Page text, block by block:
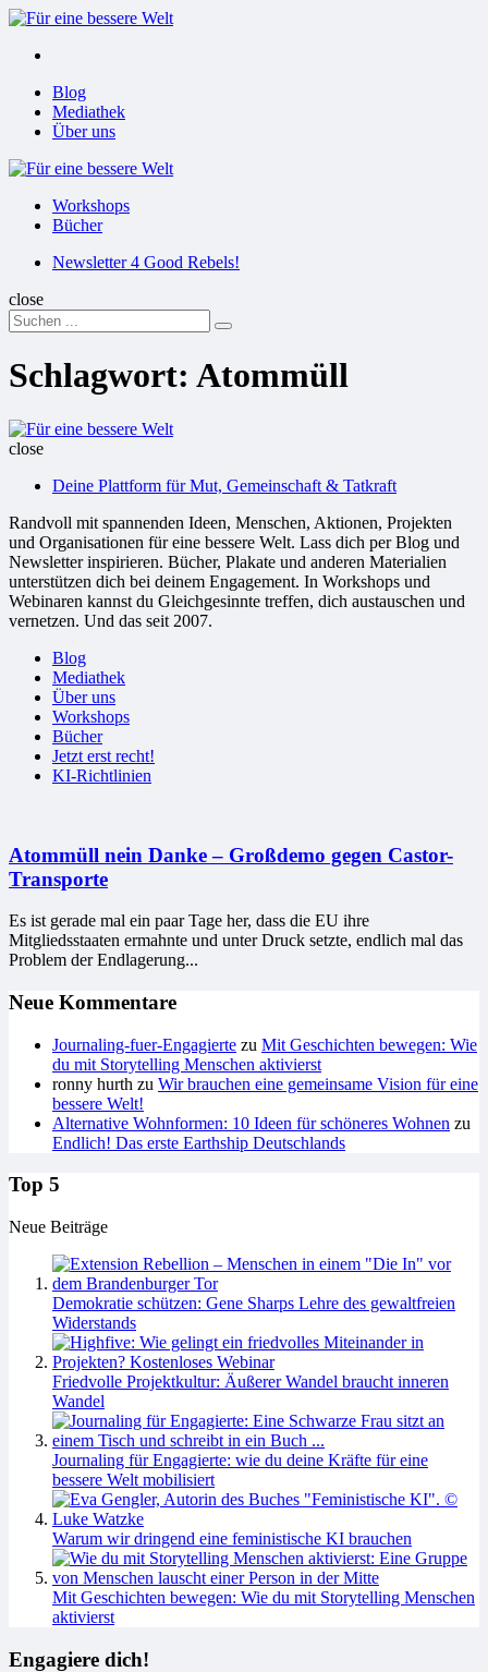
Menu
Menu
Blog
Mediathek
Über uns
Für
Workshops
Bücher
SuchenNewsletter 4 Good Rebels!
close
Search
for:
Suchen
Schlagwort: Atommüll
Für
Welt
close
Deine Plattform für Mut, Gemeinschaft & Tatkraft
Randvoll mit spannenden Ideen, Menschen, Aktionen, Projekten
und Organisationen für eine bessere Welt. Lass dich per Blog und
Newsletter inspirieren. Bücher, Plakate und anderen Materialien
unterstützen dich bei deinem Engagement. In Workshops und
Webinaren kannst du Gleichgesinnte treffen, dich austauschen und
vernetzen. Und das seit 2007.
Blog
Mediathek
Über uns
Workshops
Bücher
Jetzt erst recht!
KI-Richtlinien
Atommüll nein Danke – Großdemo gegen Castor-
Transporte
Es ist gerade mal ein paar Tage her, dass die EU ihre
Mitgliedsstaaten ermahnte und unter Druck setzte, endlich mal das
Problem der Endlagerung...
Neue Kommentare
Journaling-fuer-Engagierte zu Mit Geschichten bewegen: Wie
du mit Storytelling Menschen aktivierst
ronny hurth zu Wir brauchen eine gemeinsame Vision für eine
bessere Welt!
Alternative Wohnformen: 10 Ideen für schöneres Wohnen zu
Endlich! Das erste Earthship Deutschlands
Top 5
Neue Beiträge
Demokratie schützen: Gene Sharps Lehre des gewaltfreien
Widerstands
Friedvolle Projektkultur: Äußerer Wandel braucht inneren
Wandel
Journaling für Engagierte: wie du deine Kräfte für eine
bessere Welt mobilisiert
Warum wir dringend eine feministische KI brauchen
Mit Geschichten bewegen: Wie du mit Storytelling Menschen
aktivierst
Engagiere dich!